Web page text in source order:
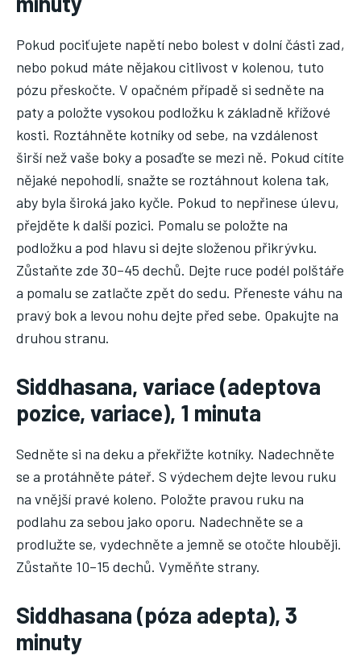
Pokud pociťujete napětí nebo bolest v dolní části zad,
nebo pokud máte nějakou citlivost v kolenou, tuto
pózu přeskočte. V opačném případě si sedněte na
paty a položte vysokou podložku k základně křížové
kosti. Roztáhněte kotníky od sebe, na vzdálenost
širší než vaše boky a posaďte se mezi ně. Pokud cítíte
nějaké nepohodlí, snažte se roztáhnout kolena tak,
aby byla široká jako kyčle. Pokud to nepřinese úlevu,
přejděte k další pozici. Pomalu se položte na
podložku a pod hlavu si dejte složenou přikrývku.
Zůstaňte zde 30–45 dechů. Dejte ruce podél polštáře
a pomalu se zatlačte zpět do sedu. Přeneste váhu na
pravý bok a levou nohu dejte před sebe. Opakujte na
druhou stranu.
Siddhasana, variace (adeptova
pozice, variace), 1 minuta
Sedněte si na deku a překřižte kotníky. Nadechněte
se a protáhněte páteř. S výdechem dejte levou ruku
na vnější pravé koleno. Položte pravou ruku na
podlahu za sebou jako oporu. Nadechněte se a
prodlužte se, vydechněte a jemně se otočte hlouběji.
Zůstaňte 10–15 dechů. Vyměňte strany.
Siddhasana (póza adepta), 3
minuty